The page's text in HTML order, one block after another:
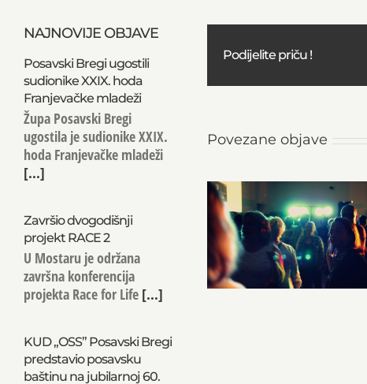
Podijelite priču !
Povezane objave
NAJNOVIJE OBJAVE
Posavski Bregi ugostili
sudionike XXIX. hoda
Franjevačke mladeži
Župa Posavski Bregi
ugostila je sudionike XXIX.
hoda Franjevačke mladeži
[...]
Završio dvogodišnji
projekt RACE 2
U Mostaru je održana
završna konferencija
projekta Race for Life[...]
KUD „OSS” Posavski Bregi
predstavio posavsku
baštinu na jubilarnoj 60.